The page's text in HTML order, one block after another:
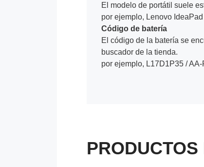
El modelo de portátil suele
por ejemplo, Lenovo
Código de batería
El código de la batería se
buscador de la tienda.
por ejemplo, L17D1P35 /